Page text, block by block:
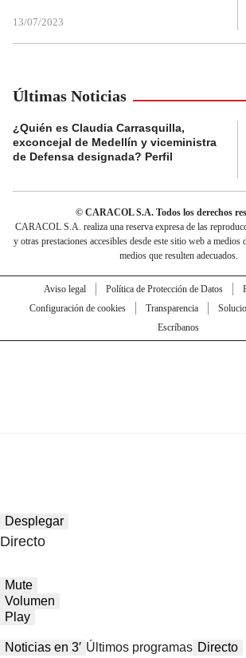
13/07/2023
Últimas Noticias
¿Quién es Claudia Carrasquilla,
exconcejal de Medellín y viceministra
de Defensa designada? Perfil
© CARACOL S.A. Todos los derechos
CARACOL S.A. realiza una reserva expresa de las
y otras prestaciones accesibles desde este sitio web a medios
medios que resulten adecuados.
Aviso legal Política de Protección de Datos
Configuración de cookies
Transparencia
Escríbanos
Desplegar
Directo
Mute
Volumen
Play
Noticias en 3′ Últimos programas Directo